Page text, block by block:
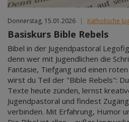
Donnerstag, 15.01.2026 | Katholische
Basiskurs Bible Rebels
Bibel in der Jugendpastoral
denn wer mit Jugendlichen die
Fantasie, Tiefgang und einen
wirst du Teil der "Bible Rebels":
Texte heute zünden, lernst
Jugendpastoral und findest
verbinden. Mit Erfahrung, Humor